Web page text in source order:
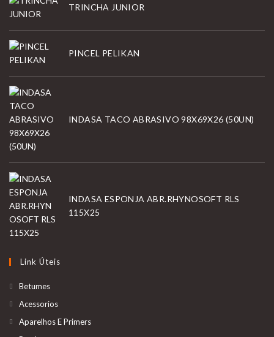
TRINCHA JUNIOR
PINCEL PELIKAN
INDASA TACO ABRASIVO 98X69X26 (50UN)
INDASA ESPONJA ABR.RHYNOSOFT RLS
115X25
Link Úteis
Betumes
Acessorios
Aparelhos E Primers